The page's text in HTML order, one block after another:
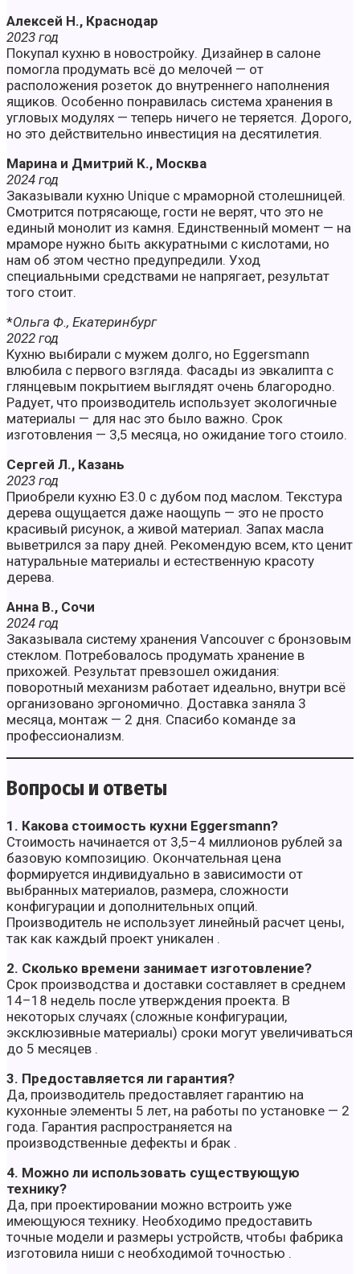
Алексей Н., Краснодар
2023 год
Покупал кухню в новостройку. Дизайнер в салоне
помогла продумать всё до мелочей — от
расположения розеток до внутреннего наполнения
ящиков. Особенно понравилась система хранения в
угловых модулях — теперь ничего не теряется. Дорого,
но это действительно инвестиция на десятилетия.
Марина и Дмитрий К., Москва
2024 год
Заказывали кухню Unique с мраморной столешницей.
Смотрится потрясающе, гости не верят, что это не
единый монолит из камня. Единственный момент — на
мраморе нужно быть аккуратными с кислотами, но
нам об этом честно предупредили. Уход
специальными средствами не напрягает, результат
того стоит.
*Ольга Ф., Екатеринбург
2022 год
Кухню выбирали с мужем долго, но Eggersmann
влюбила с первого взгляда. Фасады из эвкалипта с
глянцевым покрытием выглядят очень благородно.
Радует, что производитель использует экологичные
материалы — для нас это было важно. Срок
изготовления — 3,5 месяца, но ожидание того стоило.
Сергей Л., Казань
2023 год
Приобрели кухню E3.0 с дубом под маслом. Текстура
дерева ощущается даже наощупь — это не просто
красивый рисунок, а живой материал. Запах масла
выветрился за пару дней. Рекомендую всем, кто ценит
натуральные материалы и естественную красоту
дерева.
Анна В., Сочи
2024 год
Заказывала систему хранения Vancouver с бронзовым
стеклом. Потребовалось продумать хранение в
прихожей. Результат превзошел ожидания:
поворотный механизм работает идеально, внутри всё
организовано эргономично. Доставка заняла 3
месяца, монтаж — 2 дня. Спасибо команде за
профессионализм.
Вопросы и ответы
1. Какова стоимость кухни Eggersmann?
Стоимость начинается от 3,5–4 миллионов рублей за
базовую композицию. Окончательная цена
формируется индивидуально в зависимости от
выбранных материалов, размера, сложности
конфигурации и дополнительных опций.
Производитель не использует линейный расчет цены,
так как каждый проект уникален .
2. Сколько времени занимает изготовление?
Срок производства и доставки составляет в среднем
14–18 недель после утверждения проекта. В
некоторых случаях (сложные конфигурации,
эксклюзивные материалы) сроки могут увеличиваться
до 5 месяцев .
3. Предоставляется ли гарантия?
Да, производитель предоставляет гарантию на
кухонные элементы 5 лет, на работы по установке — 2
года. Гарантия распространяется на
производственные дефекты и брак .
4. Можно ли использовать существующую
технику?
Да, при проектировании можно встроить уже
имеющуюся технику. Необходимо предоставить
точные модели и размеры устройств, чтобы фабрика
изготовила ниши с необходимой точностью .